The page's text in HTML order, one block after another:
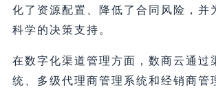
化了资源配置、降低了合同风险，并
科学的决策支持。
在数字化渠道管理方面，数商云通过
统、多级代理商管理系统和经销商管